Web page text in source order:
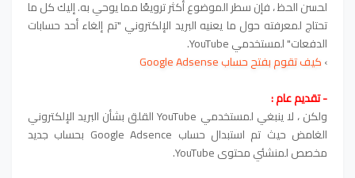
لحسن الحظ ، فإن سطر الموضوع أكثر ترويعًا مما يوحي به. إليك كل ما
تحتاج لمعرفته حول ما يعنيه البريد الإلكتروني "تم إلغاء أحد حسابات
الدفعات" لمستخدمي YouTube.
›كيف تقوم بفتح حساب Google Adsense
- تقديم عام :
ولكن ، لا ينبغي لمستخدمي YouTube القلق بشأن البريد الإلكتروني
الغامض حيث تم استبدال حساب Google Adsence بحساب جديد
مخصص لمنشئي محتوى YouTube.